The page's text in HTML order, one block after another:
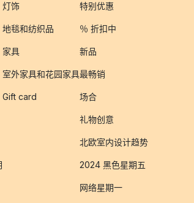
灯饰
地毯和纺织品
家具
室外家具和花园家具
Gift card
特别优惠
％ 折扣中
新品
最畅销
场合
礼物创意
北欧室内设计趋势
2024 黑色星期五
网络星期一